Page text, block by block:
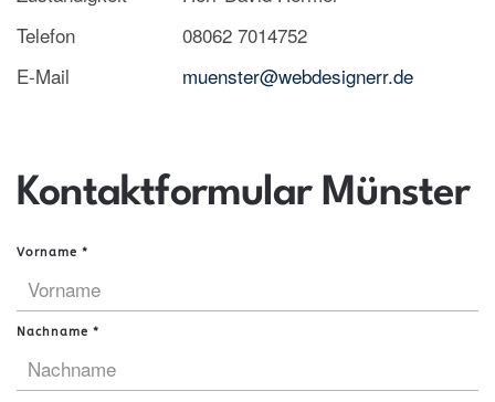
Telefon
08062 7014752
E-Mail
muenster@webdesignerr.de
Kontaktformular Münster
Vorname *
Nachname *